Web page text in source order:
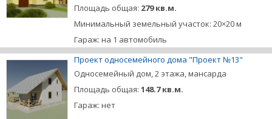
Площадь общая: 279 кв.м.
Минимальный земельный участок: 20×20 м
Гараж: на 1 автомобиль
Проект односемейного дома "Проект №13"
Односемейный дом, 2 этажа, мансарда
Площадь общая: 148.7 кв.м.
Гараж: нет